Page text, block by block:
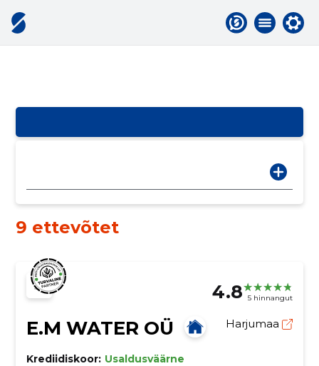
9 ettevõtet
4.8 5 hinnangut
E.M WATER OÜ Harjumaa
Krediidiskoor: Usaldusväärne